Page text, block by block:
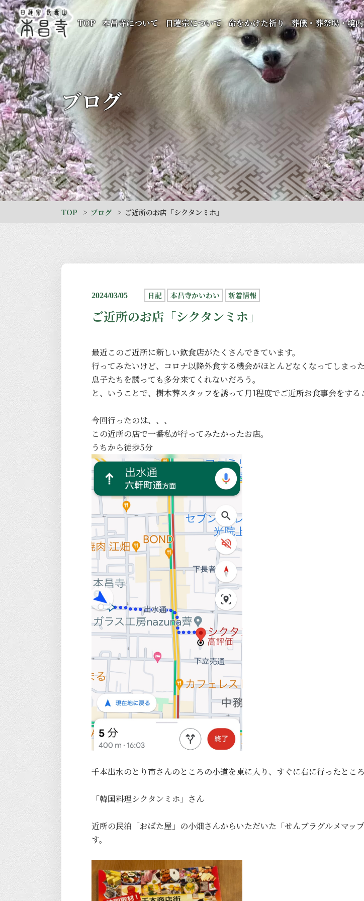
TOP 本昌寺について 日蓮宗について 命をかけた祈り 葬儀・葬祭場・境
ブログ
TOP ブログ ご近所のお店「シクタンミホ」
2024/03/05 日記 本昌寺かいわい 新着情報
ご近所のお店「シクタンミホ」
最近このご近所に新しい飲食店がたくさんできています。
行ってみたいけど、コロナ以降外食する機会がほとんどなくなってしまった
息子たちを誘っても多分来てくれないだろう。
と、いうことで、樹木葬スタッフを誘って月1程度でご近所お食事会をする
今回行ったのは、、、
この近所の店で一番私が行ってみたかったお店。
うちから徒歩5分
千本出水のとり市さんのところの小道を東に入り、すぐに右に行ったところ
「韓国料理シクタンミホ」さん
近所の民泊「おばた屋」の小畑さんからいただいた「せんブラグルメマッ
す。